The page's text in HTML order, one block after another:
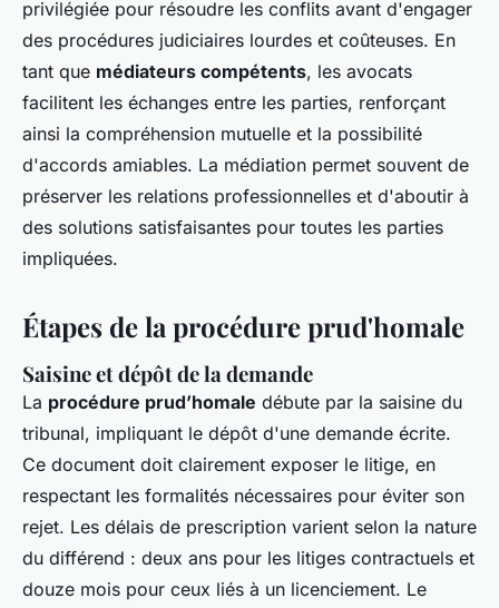
privilégiée pour résoudre les conflits avant d'engager
des procédures judiciaires lourdes et coûteuses. En
tant que médiateurs compétents, les avocats
facilitent les échanges entre les parties, renforçant
ainsi la compréhension mutuelle et la possibilité
d'accords amiables. La médiation permet souvent de
préserver les relations professionnelles et d'aboutir à
des solutions satisfaisantes pour toutes les parties
impliquées.
Étapes de la procédure prud'homale
Saisine et dépôt de la demande
La procédure prud’homale débute par la saisine du
tribunal, impliquant le dépôt d'une demande écrite.
Ce document doit clairement exposer le litige, en
respectant les formalités nécessaires pour éviter son
rejet. Les délais de prescription varient selon la nature
du différend : deux ans pour les litiges contractuels et
douze mois pour ceux liés à un licenciement. Le